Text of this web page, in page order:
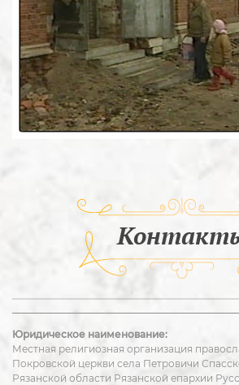
Юридическое наименование:
Местная религиозная организация
Покровской церкви села Петровичи
Рязанской области Рязанской епархии